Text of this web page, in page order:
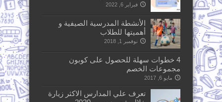
فبراير 6, 2022
الأنشطة المدرسية الصيفية و
أهميتها للطلاب
نوفمبر 1, 2018
4 خطوات سهلة للحصول على كوبون
مجموعات الخصم
مايو 6, 2017
تعرف علي المدارس الاكثر زيارة